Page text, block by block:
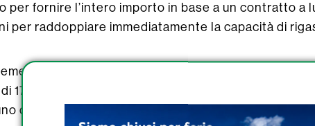
per fornire l’intero importo in base a un contratto a
per raddoppiare immediatamente la capacità di
dei serbatoi di stoccaggio Dahej comprende
170.000 m3. Tutti i sei serbatoi sono stati costruiti
dei principali contendenti per vincere le offerte